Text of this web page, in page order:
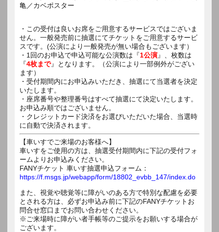
亀／カベポスター
・この受付は良いお席をご用意するサービスではございま
せん。一般発売前に抽選にてチケットをご用意するサービ
スです。(公演により一般発売が無い場合もございます）
・1回のお申込で申込可能な公演数は『1公演』、枚数は
『4枚まで』となります。（公演により一部例外がござい
ます）
・受付期間内にお申込みいただき、抽選にて当選者を決定
いたします。
・座席番号や整理番号はすべて抽選にて決定いたします。
お申込み順ではございません。
・クレジットカード決済をお選びいただいた場合、当選時
に自動で決済されます。
【車いすでご来場のお客様へ】
車いすをご使用の方は、抽選受付期間内に下記の受付フォ
ームよりお申込みください。
FANYチケット 車いす抽選申込フォーム：
https://f.msgs.jp/webapp/form/18802_evbb_147/index.do
また、視覚や聴覚等に障がいのある方で特別な配慮を必要
とされる方は、必ずお申込み前に下記のFANYチケットお
問合せ窓口までお問い合わせください。
※ご来場時に障がい者手帳等のご提示をお願いする場合が
ございます。